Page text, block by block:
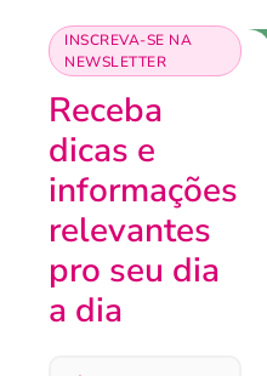
INSCREVA-SE NA
NEWSLETTER
Receba
dicas e
informações
relevantes
pro seu dia
a dia